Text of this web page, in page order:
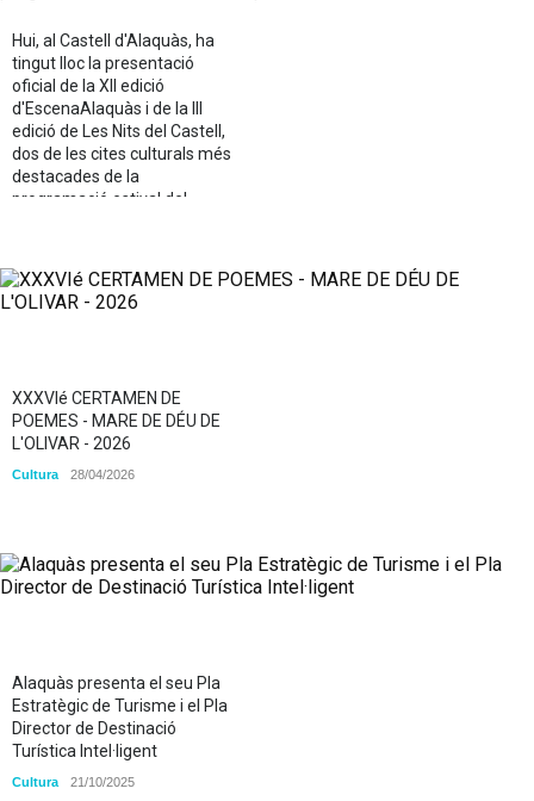
Hui, al Castell d'Alaquàs, ha
tingut lloc la presentació
oficial de la XII edició
d'EscenaAlaquàs i de la III
edició de Les Nits del Castell,
dos de les cites culturals més
destacades de la
programació estival del
XXXVIé CERTAMEN DE
POEMES - MARE DE DÉU DE
L'OLIVAR - 2026
Cultura 28/04/2026
Alaquàs presenta el seu Pla
Estratègic de Turisme i el Pla
Director de Destinació
Turística Intel·ligent
Cultura 21/10/2025